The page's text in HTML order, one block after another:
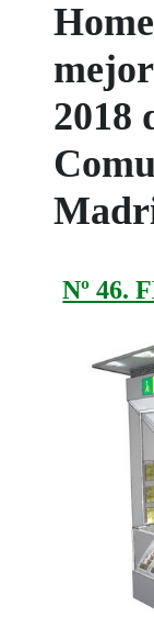
2018
Nº 46.